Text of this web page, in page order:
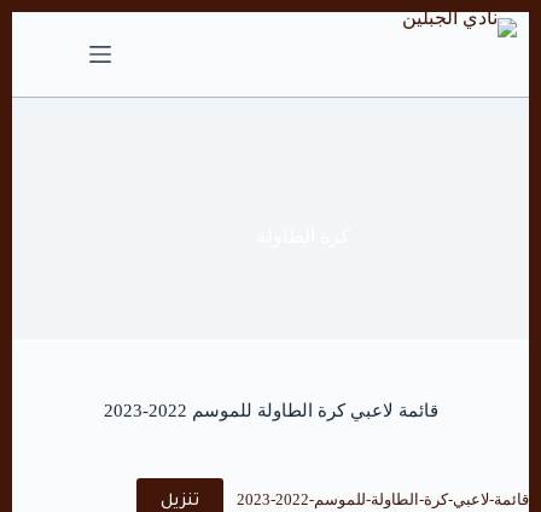
التجاوز
قائمة لاعبي كرة الطاولة للموسم 2022-2023
قائمة-لاعبي-كرة-الطاولة-للموسم-2022-2023 تنزيل